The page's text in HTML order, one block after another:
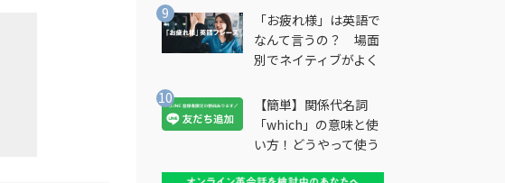
法とは？
「お疲れ様」は英語で
なんて言うの？ 場面
別でネイティブがよく
説
【簡単】関係代名詞
「which」の意味と使
い方！どうやって使う